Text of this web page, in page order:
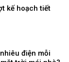
kế hoạch tiết
điện mỗi